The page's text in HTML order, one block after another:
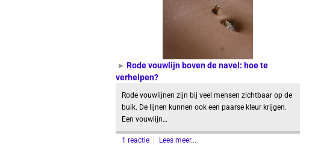
Rode vouwlijn boven de navel: hoe te
verhelpen?
Rode vouwlijnen zijn bij veel mensen zichtbaar op de
buik. De lijnen kunnen ook een paarse kleur krijgen.
Een vouwlijn…
1 reactie Lees meer...